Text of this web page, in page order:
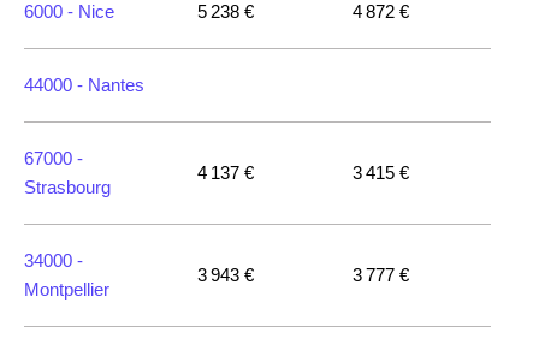
6000 - Nice 5 238 € 4 872 €
44000 - Nantes
67000 -
Strasbourg
4 137 € 3 415 €
34000 -
Montpellier
3 943 € 3 777 €